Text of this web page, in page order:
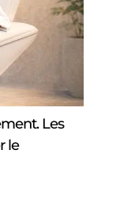
Les
le